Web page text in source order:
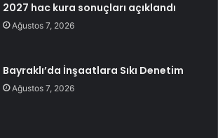
2027 hac kura sonuçları açıklandı
Ağustos 7, 2026
Bayraklı’da İnşaatlara Sıkı Denetim
Ağustos 7, 2026